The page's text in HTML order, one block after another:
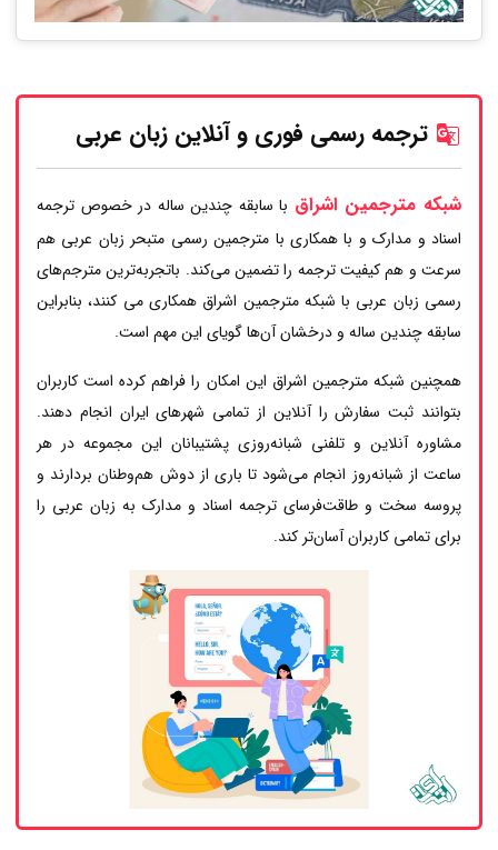
ترجمه رسمی فوری و آنلاین زبان عربی
شبکه مترجمین اشراق با سابقه چندین ساله در خصوص ترجمه
اسناد و مدارک و با همکاری با مترجمین رسمی متبحر زبان عربی هم
سرعت و هم کیفیت ترجمه را تضمین می‌کند. باتجربه‌ترین مترجم‌های
رسمی زبان عربی با شبکه مترجمین اشراق همکاری می کنند، بنابراین
سابقه چندین ساله و درخشان آن‌ها گویای این مهم است.
همچنین شبکه مترجمین اشراق این امکان را فراهم کرده است کاربران
بتوانند ثبت سفارش را آنلاین از تمامی شهرهای ایران انجام دهند.
مشاوره آنلاین و تلفنی شبانه‌روزی پشتیبانان این مجموعه در هر
ساعت از شبانه‌روز انجام می‌شود تا باری از دوش هم‌وطنان بردارند و
پروسه سخت و طاقت‌فرسای ترجمه اسناد و مدارک به زبان عربی را
برای تمامی کاربران آسان‌تر کند.